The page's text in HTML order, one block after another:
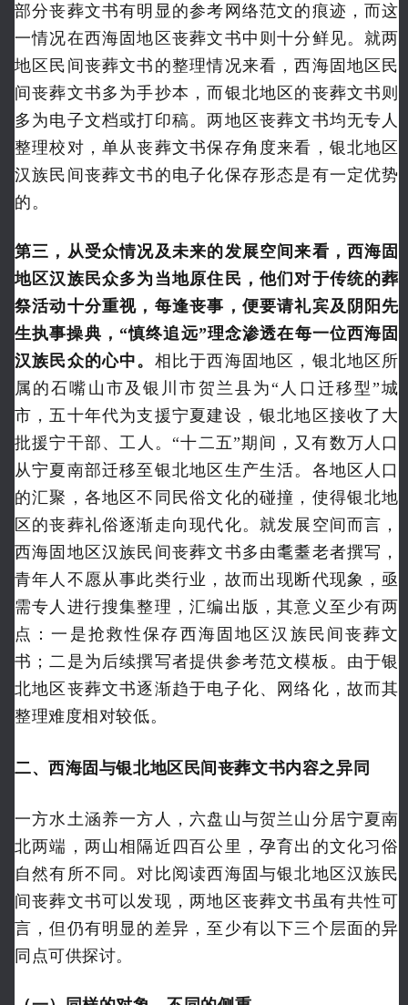
部分丧葬文书有明显的参考网络范文的痕迹，而这
一情况在西海固地区丧葬文书中则十分鲜见。就两
地区民间丧葬文书的整理情况来看，西海固地区民
间丧葬文书多为手抄本，而银北地区的丧葬文书则
多为电子文档或打印稿。两地区丧葬文书均无专人
整理校对，单从丧葬文书保存角度来看，银北地区
汉族民间丧葬文书的电子化保存形态是有一定优势
的。
第三，从受众情况及未来的发展空间来看，西海固
地区汉族民众多为当地原住民，他们对于传统的葬
祭活动十分重视，每逢丧事，便要请礼宾及阴阳先
生执事操典，“慎终追远”理念渗透在每一位西海固
汉族民众的心中。 相比于西海固地区，银北地区所
属的石嘴山市及银川市贺兰县为“人口迁移型”城
市，五十年代为支援宁夏建设，银北地区接收了大
批援宁干部、工人。“十二五”期间，又有数万人口
从宁夏南部迁移至银北地区生产生活。各地区人口
的汇聚，各地区不同民俗文化的碰撞，使得银北地
区的丧葬礼俗逐渐走向现代化。就发展空间而言，
西海固地区汉族民间丧葬文书多由耄耋老者撰写，
青年人不愿从事此类行业，故而出现断代现象，亟
需专人进行搜集整理，汇编出版，其意义至少有两
点：一是抢救性保存西海固地区汉族民间丧葬文
书；二是为后续撰写者提供参考范文模板。由于银
北地区丧葬文书逐渐趋于电子化、网络化，故而其
整理难度相对较低。
二、西海固与银北地区民间丧葬文书内容之异同
一方水土涵养一方人，六盘山与贺兰山分居宁夏南
北两端，两山相隔近四百公里，孕育出的文化习俗
自然有所不同。对比阅读西海固与银北地区汉族民
间丧葬文书可以发现，两地区丧葬文书虽有共性可
言，但仍有明显的差异，至少有以下三个层面的异
同点可供探讨。